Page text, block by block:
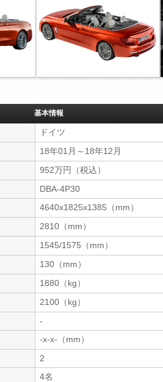
基本情報
ドイツ
18年01月～18年12月
952万円（税込）
DBA-4P30
4640x1825x1385（mm）
2810（mm）
1545/1575（mm）
130（mm）
1880（kg）
2100（kg）
-
-x-x-（mm）
2
4名